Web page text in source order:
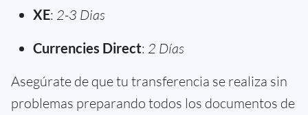
XE: 2-3 Dias
Currencies Direct: 2 Días
Asegúrate de que tu transferencia se realiza sin
problemas preparando todos los documentos de